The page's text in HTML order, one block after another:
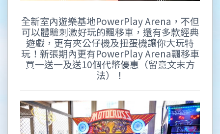
全新室內遊樂基地PowerPlay Arena，不但
可以體驗刺激好玩的飄移車，還有多款經典
遊戲，更有夾公仔機及扭蛋機讓你大玩特
玩！新張期內更有PowerPlay Arena飄移車
買一送一及送10個代幣優惠（留意文末方
法）！